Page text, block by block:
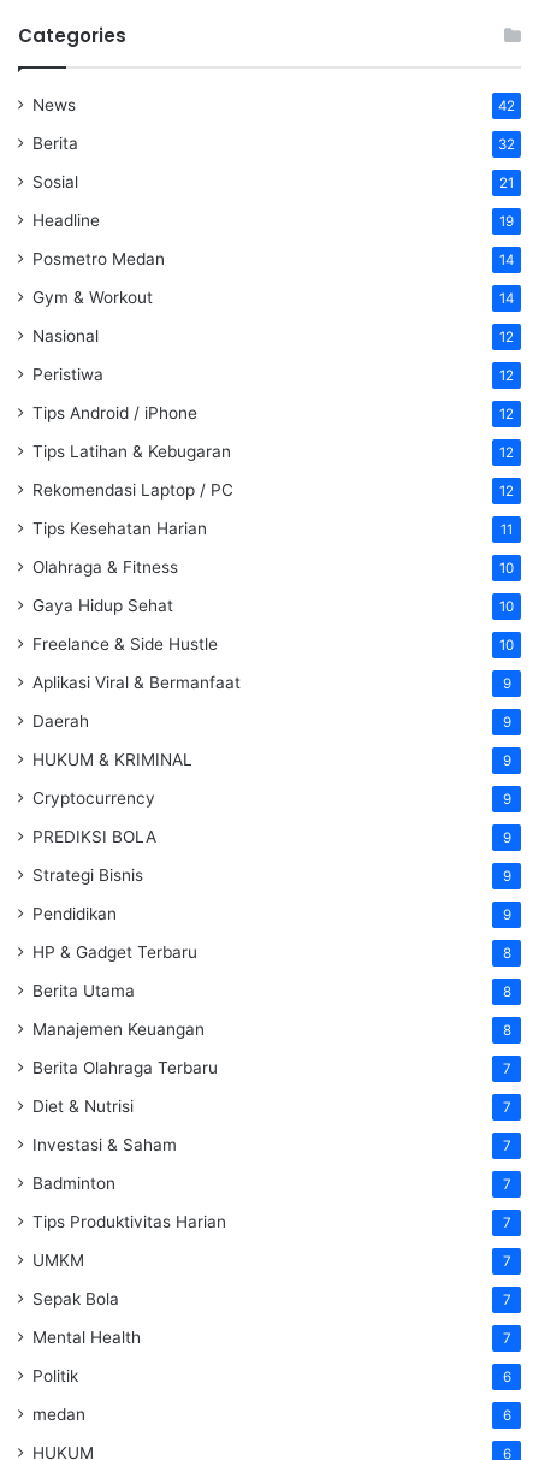
Categories
News 42
Berita 32
Sosial 21
Headline 19
Posmetro Medan 14
Gym & Workout 14
Nasional 12
Peristiwa 12
Tips Android / iPhone 12
Tips Latihan & Kebugaran 12
Rekomendasi Laptop / PC 12
Tips Kesehatan Harian 11
Olahraga & Fitness 10
Gaya Hidup Sehat 10
Freelance & Side Hustle 10
Aplikasi Viral & Bermanfaat 9
Daerah 9
HUKUM & KRIMINAL 9
Cryptocurrency 9
PREDIKSI BOLA 9
Strategi Bisnis 9
Pendidikan 9
HP & Gadget Terbaru 8
Berita Utama 8
Manajemen Keuangan 8
Berita Olahraga Terbaru 7
Diet & Nutrisi 7
Investasi & Saham 7
Badminton 7
Tips Produktivitas Harian 7
UMKM 7
Sepak Bola 7
Mental Health 7
Politik 6
medan 6
HUKUM 6